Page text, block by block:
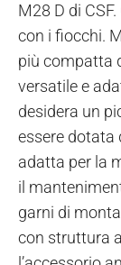
M28 D di
con i fiocchi.
più compatta
versatile e
desidera un
essere dotata
adatta per la
il
garni di
con struttura